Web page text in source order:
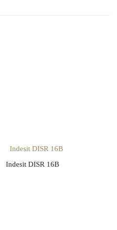
Indesit DISR 16B